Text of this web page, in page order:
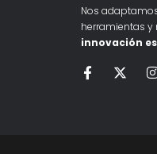
Nos
herramientas y
innovación